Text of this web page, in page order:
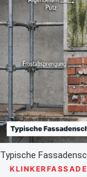
Typische
KLINKERFASSADE